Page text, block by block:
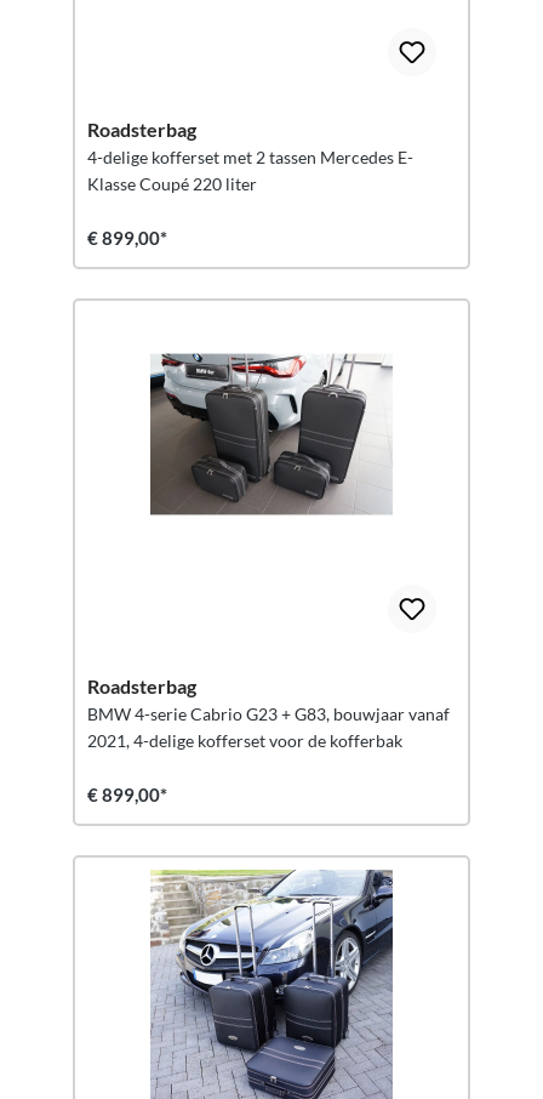
Roadsterbag
4-delige kofferset met 2 tassen Mercedes E-
Klasse Coupé 220 liter
€ 899,00*
Roadsterbag
BMW 4-serie Cabrio G23 + G83, bouwjaar vanaf
2021, 4-delige kofferset voor de kofferbak
€ 899,00*